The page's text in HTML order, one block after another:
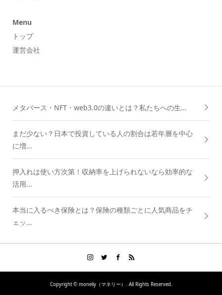
Menu
トップ
運営会社
メタバース・NFT・web3.0の違いとは？私たちへの生...
まだ少ない？日本で投資している人の割合は若年層を中心
に増...
押入れは使い方次第！収納率を上げられないなら効率的な
活用...
本当に入るべき保険とは？保険の種類ごとに人気商品をチ
ェッ...
Copyright ©moneliy（マネリー）. All Rights Reserved.